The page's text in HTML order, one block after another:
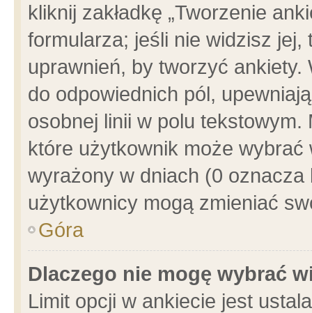
kliknij zakładkę „Tworzenie
formularza; jeśli nie widzisz
uprawnień, by tworzyć ankiety.
do odpowiednich pól,
osobnej linii w polu
które użytkownik może
wyrażony w dniach (0
użytkownicy mogą zmieniać
Góra
Dlaczego nie mogę wybrać
Limit opcji w ankiecie jest